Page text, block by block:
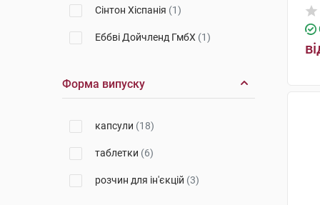
Сінтон Хіспанія (1)
Еббві Дойчленд ГмбХ (1)
Пфайзер Менюфекчуринг
Пфайзер Менюфекчуринг
Форма випуску
капсули (18)
таблетки (6)
розчин для ін'єкцій (3)